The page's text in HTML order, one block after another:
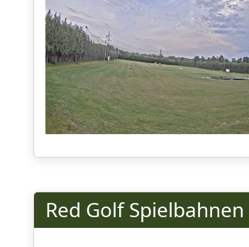
Red Golf Spielbahnen